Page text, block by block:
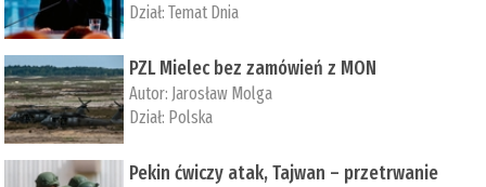
Dział:Temat Dnia
PZL Mielec bez zamówień z MON
Autor: Jarosław Molga
Dział: Polska
Pekin ćwiczy atak, Tajwan – przetrwanie